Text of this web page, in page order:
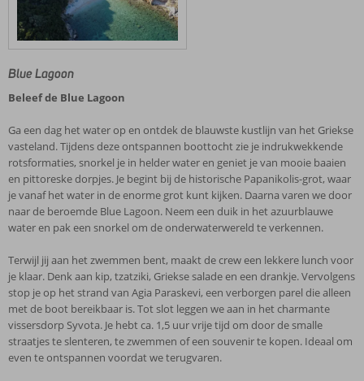
Blue Lagoon
Beleef de Blue Lagoon
Ga een dag het water op en ontdek de blauwste kustlijn van het Griekse
vasteland. Tijdens deze ontspannen boottocht zie je indrukwekkende
rotsformaties, snorkel je in helder water en geniet je van mooie baaien
en pittoreske dorpjes. Je begint bij de historische Papanikolis-grot, waar
je vanaf het water in de enorme grot kunt kijken. Daarna varen we door
naar de beroemde Blue Lagoon. Neem een duik in het azuurblauwe
water en pak een snorkel om de onderwaterwereld te verkennen.
Terwijl jij aan het zwemmen bent, maakt de crew een lekkere lunch voor
je klaar. Denk aan kip, tzatziki, Griekse salade en een drankje. Vervolgens
stop je op het strand van Agia Paraskevi, een verborgen parel die alleen
met de boot bereikbaar is. Tot slot leggen we aan in het charmante
vissersdorp Syvota. Je hebt ca. 1,5 uur vrije tijd om door de smalle
straatjes te slenteren, te zwemmen of een souvenir te kopen. Ideaal om
even te ontspannen voordat we terugvaren.